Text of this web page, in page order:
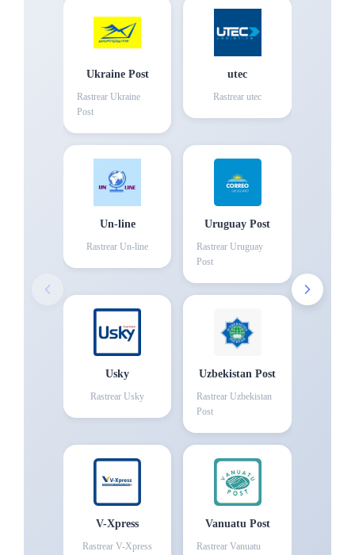
Ukraine Post
Rastrear Ukraine
Post
utec
Rastrear utec
Un-line
Rastrear Un-line
Uruguay Post
Rastrear Uruguay
Post
Usky
Rastrear Usky
Uzbekistan Post
Rastrear Uzbekistan
Post
V-Xpress
Rastrear V-Xpress
Vanuatu Post
Rastrear Vanuatu